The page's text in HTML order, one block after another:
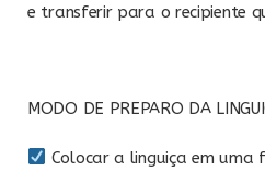
e transferir para o recipiente
MODO DE PREPARO DA
Colocar a linguiça em